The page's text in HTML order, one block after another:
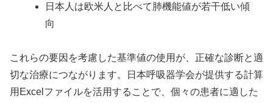
日本人は欧米人と比べて肺機能値が若干低い傾
向
これらの要因を考慮した基準値の使用が、正確な診断と適
切な治療につながります。日本呼吸器学会が提供する計算
用Excelファイルを活用することで、個々の患者に適した